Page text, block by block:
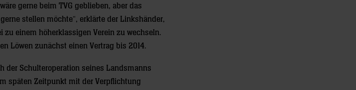
gerne beim TVG geblieben, aber das
stellen möchte“, erklärte der Linkshänder,
einem höherklassigen Verein zu wechseln.
Löwen zunächst einen Vertrag bis 2014.
der Schulteroperation seines Landsmanns
späten Zeitpunkt mit der Verpflichtung